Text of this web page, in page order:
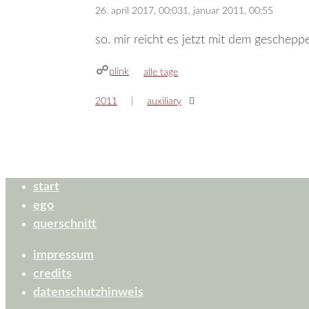
26. april 2017, 00:031. januar 2011, 00:55
so. mir reicht es jetzt mit dem
plink kategorien
alle tage
2011 auxiliary
start
ego
querschnitt
impressum
credits
datenschutzhinweis